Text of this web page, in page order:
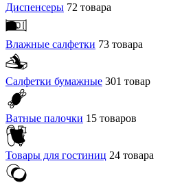
Диспенсеры 72 товара
Влажные салфетки 73 товара
Салфетки бумажные 301 товар
Ватные палочки 15 товаров
Товары для гостиниц 24 товара